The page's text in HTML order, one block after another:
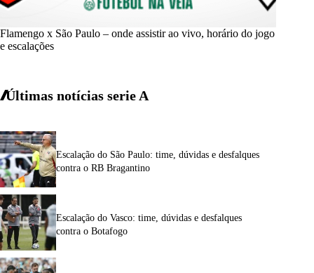
Flamengo x São Paulo – onde assistir ao vivo, horário do jogo
e escalações
Últimas notícias serie A
Escalação do São Paulo: time, dúvidas e desfalques
contra o RB Bragantino
Escalação do Vasco: time, dúvidas e desfalques
contra o Botafogo